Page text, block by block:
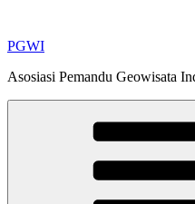
content
PGWI
Asosiasi Pemandu Geowisata